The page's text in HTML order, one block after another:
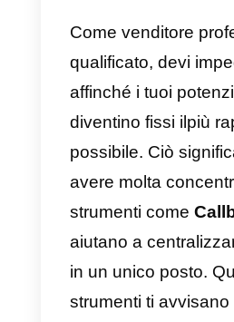
diversi canali
come
Instagram o
necessario
chiara che ci
queste reti e
tuoi clienti nel